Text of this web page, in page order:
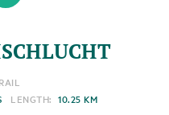
LENGTH: 10.25 KM